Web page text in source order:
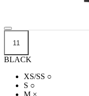
11
BLACK
XS/SS ○
S ○
M ×